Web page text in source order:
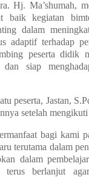
Hj. Ma’shumah,
baik kegiatan
dalam
adaptif terhadap
peserta didik
dan siap
peserta, Jastan,
setelah
bagi kami
terutama dalam
dalam
terus berlanjut